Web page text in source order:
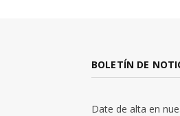
BOLETÍN DE
Date de alta en